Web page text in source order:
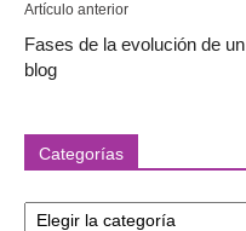
Artículo anterior
Fases de la evolución de un
blog
Categorías
Categorías